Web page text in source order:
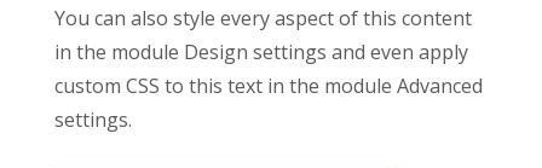
You can also style every aspect of this content
in the module Design settings and even apply
custom CSS to this text in the module Advanced
settings.